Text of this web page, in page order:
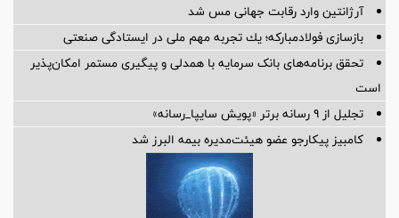
آرژانتین وارد رقابت جهانی مس شد
بازسازی فولادمباركه؛ یك تجربه مهم ملی در ایستادگی صنعتی
تحقق برنامه‌های بانک سرمایه با همدلی و پیگیری مستمر امکان‌پذیر
است
تجلیل از ۹ رسانه برتر «پویش سایپا_رسانه»
کامبیز پیکارجو عضو هیئت‌مدیره بيمه البرز شد